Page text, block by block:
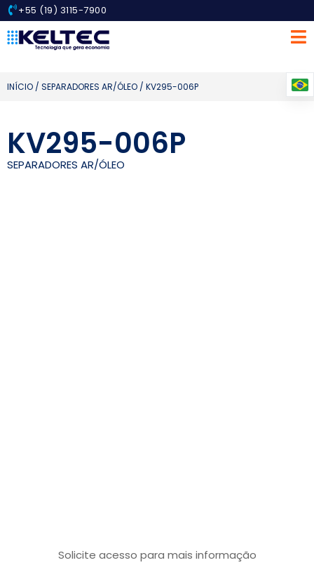
+55 (19) 3115-7900
INÍCIO / SEPARADORES AR/ÓLEO / KV295-006P
KV295-006P
SEPARADORES AR/ÓLEO
Solicite acesso para mais informação